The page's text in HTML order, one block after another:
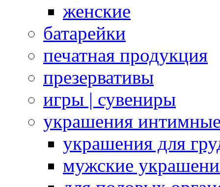
женские
батарейки
печатная продукция
презервативы
игры | сувениры
украшения
украшения для
мужские